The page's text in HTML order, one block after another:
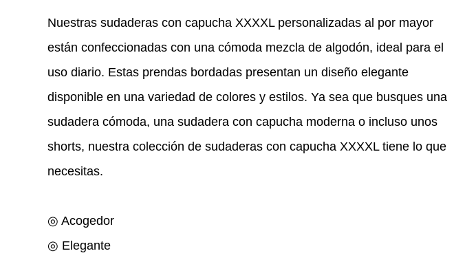
Nuestras sudaderas con capucha XXXXL personalizadas al por mayor
están confeccionadas con una cómoda mezcla de algodón, ideal para el
uso diario. Estas prendas bordadas presentan un diseño elegante
disponible en una variedad de colores y estilos. Ya sea que busques una
sudadera cómoda, una sudadera con capucha moderna o incluso unos
shorts, nuestra colección de sudaderas con capucha XXXXL tiene lo que
necesitas.
◎ Acogedor
◎ Elegante